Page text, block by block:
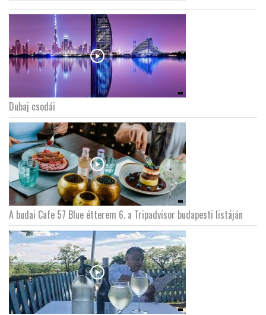
Dubaj csodái
A budai Cafe 57 Blue étterem 6. a Tripadvisor budapesti listáján